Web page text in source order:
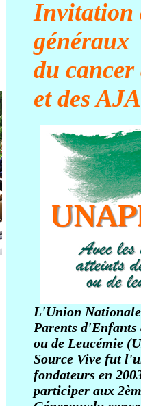
Invitation
généraux
du cancer
et des AJA
L'Union Nationale
Parents d'Enfants
ou de Leucémie
Source Vive fut
fondateurs en
participer aux